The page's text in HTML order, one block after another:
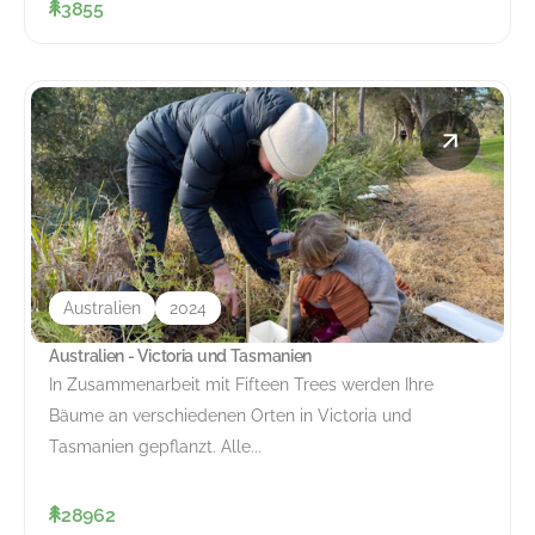
3855
Australien 2024
Australien - Victoria und Tasmanien
In Zusammenarbeit mit Fifteen Trees werden Ihre
Bäume an verschiedenen Orten in Victoria und
Tasmanien gepflanzt. Alle...
28962